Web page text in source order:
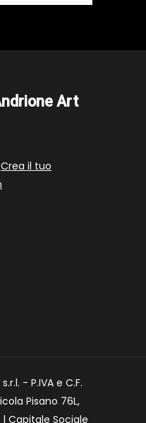
Art
Crea il tuo
- P.IVA e C.F.
Pisano 76L,
Capitale Sociale